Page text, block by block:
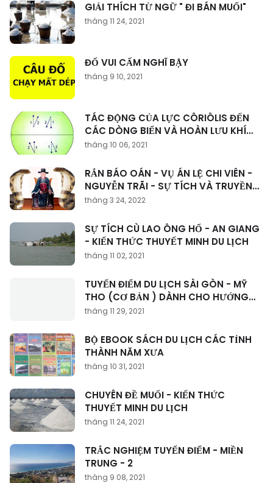
GIẢI THÍCH TỪ NGỮ " ĐI BÁN MUỐI"
tháng 11 24, 2021
ĐỐ VUI CẤM NGHĨ BẬY
tháng 9 10, 2021
TÁC ĐỘNG CỦA LỰC CÔRIÔLIS ĐẾN
CÁC DÒNG BIỂN VÀ HOÀN LƯU KHÍ
QUYỂN
tháng 10 06, 2021
RẮN BÁO OÁN - VỤ ÁN LỆ CHI VIÊN -
NGUYỄN TRÃI - SỰ TÍCH VÀ TRUYỀN
THUYẾT
tháng 3 24, 2022
SỰ TÍCH CÙ LAO ÔNG HỔ - AN GIANG
- KIẾN THỨC THUYẾT MINH DU LỊCH
tháng 11 02, 2021
TUYẾN ĐIỂM DU LỊCH SÀI GÒN - MỸ
THO (CƠ BẢN ) DÀNH CHO HƯỚNG
DẪN VIÊN
tháng 11 29, 2021
BỘ EBOOK SÁCH DU LỊCH CÁC TỈNH
THÀNH NĂM XƯA
tháng 10 31, 2021
CHUYÊN ĐỀ MUỐI - KIẾN THỨC
THUYẾT MINH DU LỊCH
tháng 11 24, 2021
TRẮC NGHIỆM TUYẾN ĐIỂM - MIỀN
TRUNG - 2
tháng 9 08, 2021